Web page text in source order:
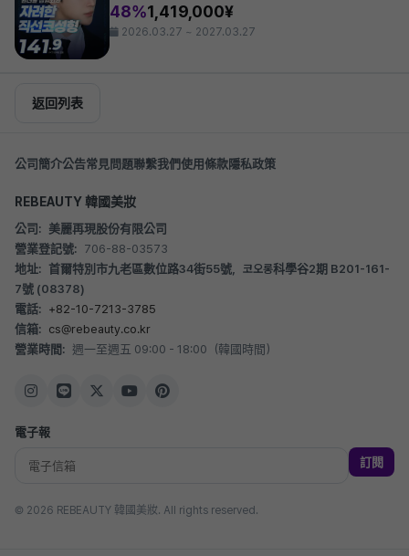
48%1,419,000¥
2026.03.27 ~ 2027.03.27
返回列表
公司簡介公告常見問題聯繫我們使用條款隱私政策
REBEAUTY 韓國美妝
公司: 美麗再現股份有限公司
營業登記號: 706-88-03573
地址: 首爾特別市九老區數位路34街55號，코오롱科學谷2期 B201-161-
7號 (08378)
電話: +82-10-7213-3785
信箱: cs@rebeauty.co.kr
營業時間: 週一至週五 09:00 - 18:00（韓國時間）
電子報
訂閱
© 2026 REBEAUTY 韓國美妝. All rights reserved.